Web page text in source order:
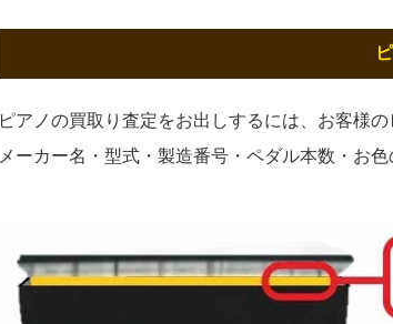
ピアノの買取り査定をお出しするには、お客様の
メーカー名・型式・製造番号・ペダル本数・お